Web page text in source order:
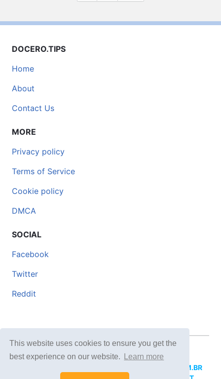
This website uses cookies to ensure you get the
best experience on our website.
Learn more
DOCERO.TIPS
Home
About
Contact Us
MORE
Privacy policy
Terms of Service
Cookie policy
DMCA
SOCIAL
Facebook
Twitter
Reddit
© 2026 DOCERO.TIPS
DOCERI.COM.BR